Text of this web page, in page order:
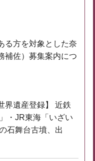
る方を対象とした奈
補佐）募集案内につ
界遺産登録】 近鉄
・JR東海「いざい
石舞台古墳、出